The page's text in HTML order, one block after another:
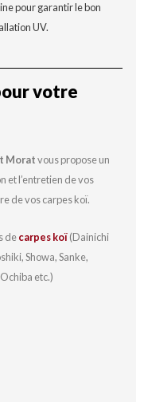
pour garantir le bon
UV.
votre
Moratvous propose un
et l’entretien de vos
de vos carpes koï.
decarpes koï(Dainichi
Showa, Sanke,
etc.)